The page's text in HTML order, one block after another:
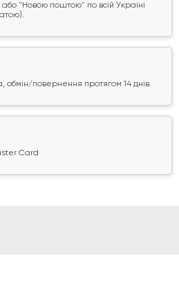
"Новою поштою" по всій Україні
обмін/повернення протягом 14 днів.
Card